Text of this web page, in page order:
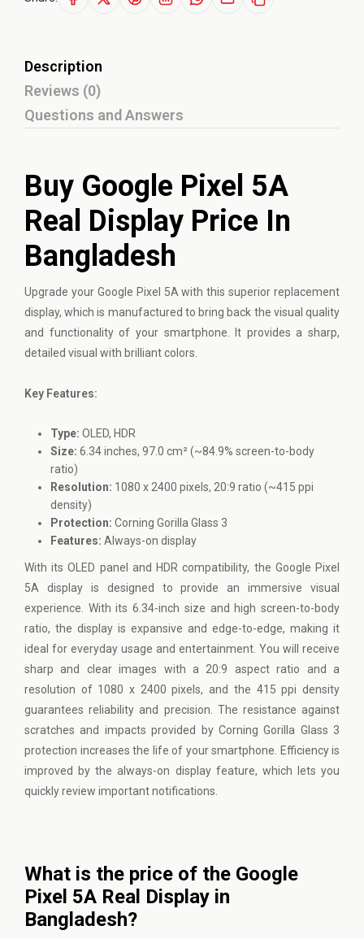
Description
Reviews (0)
Questions and Answers
Buy Google Pixel 5A
Real Display Price In
Bangladesh
Upgrade your Google Pixel 5A with this superior replacement
display, which is manufactured to bring back the visual quality
and functionality of your smartphone. It provides a sharp,
detailed visual with brilliant colors.
Key Features:
Type: OLED, HDR
Size: 6.34 inches, 97.0 cm² (~84.9% screen-to-body
ratio)
Resolution: 1080 x 2400 pixels, 20:9 ratio (~415 ppi
density)
Protection: Corning Gorilla Glass 3
Features: Always-on display
With its OLED panel and HDR compatibility, the Google Pixel
5A display is designed to provide an immersive visual
experience. With its 6.34-inch size and high screen-to-body
ratio, the display is expansive and edge-to-edge, making it
ideal for everyday usage and entertainment. You will receive
sharp and clear images with a 20:9 aspect ratio and a
resolution of 1080 x 2400 pixels, and the 415 ppi density
guarantees reliability and precision. The resistance against
scratches and impacts provided by Corning Gorilla Glass 3
protection increases the life of your smartphone. Efficiency is
improved by the always-on display feature, which lets you
quickly review important notifications.
What is the price of the Google
Pixel 5A Real Display in
Bangladesh?